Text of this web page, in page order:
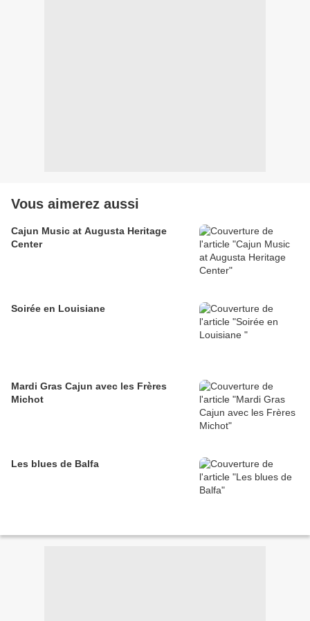
Vous aimerez aussi
Cajun Music at Augusta Heritage
Center
Soirée en Louisiane
Mardi Gras Cajun avec les Frères
Michot
Les blues de Balfa